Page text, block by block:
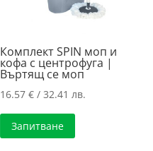
Комплект SPIN моп и
кофа с центрофуга |
Въртящ се моп
16.57€ / 32.41 лв.
Запитване